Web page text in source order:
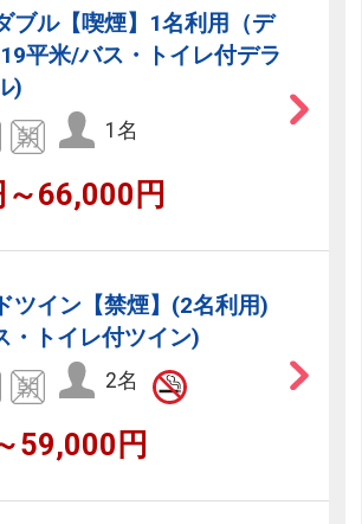
ブル【喫煙】1名利用（デ
平米/バス・トイレ付デラ
)
1名
66,000円
ツイン【禁煙】(2名利用)
・トイレ付ツイン)
2名
59,000円